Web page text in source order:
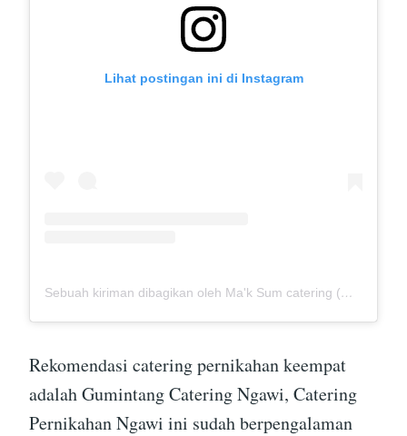
Lihat postingan ini di Instagram
Sebuah kiriman dibagikan oleh Ma'k Sum catering (@mak_sumcatering)
Rekomendasi catering pernikahan keempat
adalah Gumintang Catering Ngawi, Catering
Pernikahan Ngawi ini sudah berpengalaman